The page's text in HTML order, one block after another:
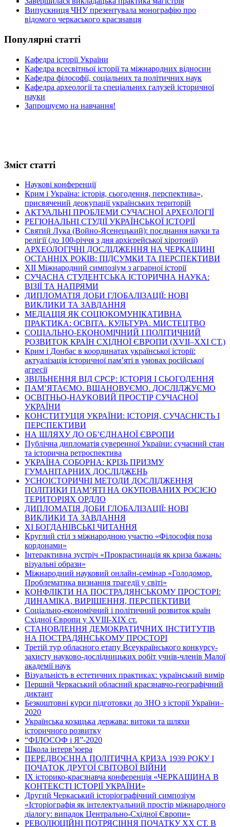
Випускниця ЧНУ презентувала монографію про
відомого черкаського краєзнавця
Популярні статті
Кафедра історії України
Кафедра всесвітньої історії та міжнародних відносин
Кафедра філософії, соціальних та політичних наук
Кафедра археології та спеціальних галузей історичної
науки
Запрошуємо на навчання!
Зміст статті
Наукові конференції
Крим і Україна: історія, сьогодення, перспектива»,
присвячений деокупації українських територій
АКТУАЛЬНІ ПРОБЛЕМИ СУЧАСНОЇ АРХЕОЛОГІЇ
РЕГІОНАЛЬНІ СТУДІЇ УКРАЇНСЬКОЇ ІСТОРІЇ
Святий Лука (Войно-Ясенецький): поєднання науки та
релігії (до 100-річчя з дня архієрейської хіротонії)
АРХЕОЛОГІЧНІ ДОСЛІДЖЕННЯ НА ЧЕРКАЩИНІ
ОСТАННІХ РОКІВ: ПІДСУМКИ ТА ПЕРСПЕКТИВИ
ХІІ Міжнародний симпозіум з аграрної історії
СУЧАСНА СТУДЕНТСЬКА ІСТОРИЧНА НАУКА:
ВІЗІЇ ТА НАПРЯМИ
ДИПЛОМАТІЯ ДОБИ ГЛОБАЛІЗАЦІЇ: НОВІ
ВИКЛИКИ ТА ЗАВДАННЯ
МЕДІАЦІЯ ЯК СОЦІОКОМУНІКАТИВНА
ПРАКТИКА: ОСВІТА. КУЛЬТУРА. МИСТЕЦТВО
СОЦІАЛЬНО-ЕКОНОМІЧНИЙ І ПОЛІТИЧНИЙ
РОЗВИТОК КРАЇН СХІДНОЇ ЄВРОПИ (ХVІІ–ХХІ СТ.)
Крим і Донбас в координатах української історії:
актуалізація історичної пам’яті в умовах російської
агресії
ЗВІЛЬНЕННЯ ВІД СРСР: ІСТОРІЯ І СЬОГОДЕННЯ
ПАМ’ЯТАЄМО. ВШАНОВУЄМО. ДОСЛІДЖУЄМО
ОСВІТНЬО-НАУКОВИЙ ПРОСТІР СУЧАСНОЇ
УКРАЇНИ
КОНСТИТУЦІЯ УКРАЇНИ: ІСТОРІЯ, СУЧАСНІСТЬ І
ПЕРСПЕКТИВИ
НА ШЛЯХУ ДО ОБ’ЄДНАНОЇ ЄВРОПИ
Публічна дипломатія суверенної України: сучасний стан
та історична ретроспектива
УКРАЇНА СОБОРНА: КРІЗЬ ПРИЗМУ
ГУМАНІТАРНИХ ДОСЛІДЖЕНЬ
УСНОІСТОРИЧНІ МЕТОДИ ДОСЛІДЖЕННЯ
ПОЛІТИКИ ПАМ’ЯТІ НА ОКУПОВАНИХ РОСІЄЮ
ТЕРИТОРІЯХ ОРДЛО
ДИПЛОМАТІЯ ДОБИ ГЛОБАЛІЗАЦІЇ: НОВІ
ВИКЛИКИ ТА ЗАВДАННЯ
ХІ БОГДАНІВСЬКІ ЧИТАННЯ
Круглий стіл з міжнародною участю «Філософія поза
кордонами»
Інтерактивна зустріч «Прокрастинація як криза бажань:
візуальні образи»
Міжнародний науковий онлайн-семінар «Голодомор.
Проблематика визнання трагедії у світі»
КОНФЛІКТИ НА ПОСТРАДЯНСЬКОМУ ПРОСТОРІ:
ДИНАМІКА, ВИРІШЕННЯ, ПЕРСПЕКТИВИ
Соціально-економічний і політичний розвиток країн
Східної Європи у ХVІІІ-ХІХ ст.
СТАНОВЛЕННЯ ДЕМОКРАТИЧНИХ ІНСТИТУТІВ
НА ПОСТРАДЯНСЬКОМУ ПРОСТОРІ
Третій тур обласного етапу Всеукраїнського конкурсу-
захисту науково-дослідницьких робіт учнів-членів Малої
академії наук
Візуальність в естетичних практиках: український вимір
Перший Черкаський обласний краєзнавчо-географічний
диктант
Безкоштовні курси підготовки до ЗНО з історії України–
2020
Українська козацька держава: витоки та шляхи
історичного розвитку
“ФІЛОСОФ і Я”-2020
Школа інтерв’юера
ПЕРЕДВОЄННА ПОЛІТИЧНА КРИЗА 1939 РОКУ І
ПОЧАТОК ДРУГОЇ СВІТОВОЇ ВІЙНИ
ІХ історико-краєзнавча конференція «ЧЕРКАЩИНА В
КОНТЕКСТІ ІСТОРІЇ УКРАЇНИ»
Другий Черкаський історіографічний симпозіум
«Історіографія як інтелектуальний простір міжнародного
діалогу: випадок Центрально-Східної Європи»
РЕВОЛЮЦІЙНІ ПОТРЯСІННЯ ПОЧАТКУ ХХ СТ. В